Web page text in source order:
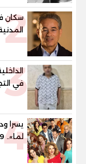
2
سكان
لا
3
في
4
يسرا
بدور